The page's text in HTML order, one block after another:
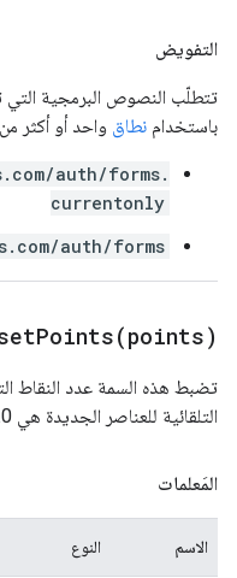
التفويض
تتطلّب النصوص البرمجية
باستخدام نطاق واحد أو أكثر من
auth/forms.
currentonly
auth/forms
points)
تضبط هذه السمة عدد النقاط
التلقائية للعناصر الجديدة هي 0.
المَعلمات
الاسم النوع